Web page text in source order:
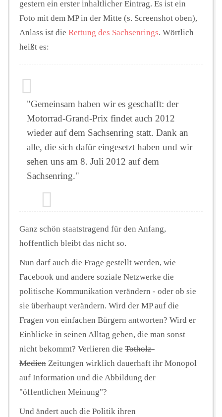
gestern ein erster inhaltlicher Eintrag. Es ist ein
Foto mit dem MP in der Mitte (s. Screenshot oben),
Anlass ist die Rettung des Sachsenrings. Wörtlich
heißt es:
"Gemeinsam haben wir es geschafft: der
Motorrad-Grand-Prix findet auch 2012
wieder auf dem Sachsenring statt. Dank an
alle, die sich dafür eingesetzt haben und wir
sehen uns am 8. Juli 2012 auf dem
Sachsenring."
Ganz schön staatstragend für den Anfang,
hoffentlich bleibt das nicht so.
Nun darf auch die Frage gestellt werden, wie
Facebook und andere soziale Netzwerke die
politische Kommunikation verändern - oder ob sie
sie überhaupt verändern. Wird der MP auf die
Fragen von einfachen Bürgern antworten? Wird er
Einblicke in seinen Alltag geben, die man sonst
nicht bekommt? Verlieren die Totholz-
Medien Zeitungen wirklich dauerhaft ihr Monopol
auf Information und die Abbildung der
"öffentlichen Meinung"?
Und ändert auch die Politik ihren